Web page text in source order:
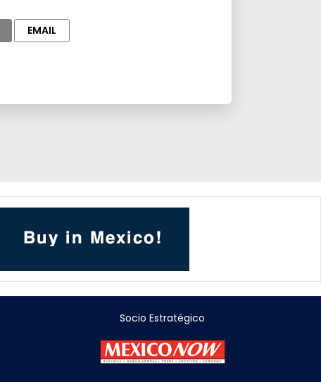
EMAIL
Socio Estratégico